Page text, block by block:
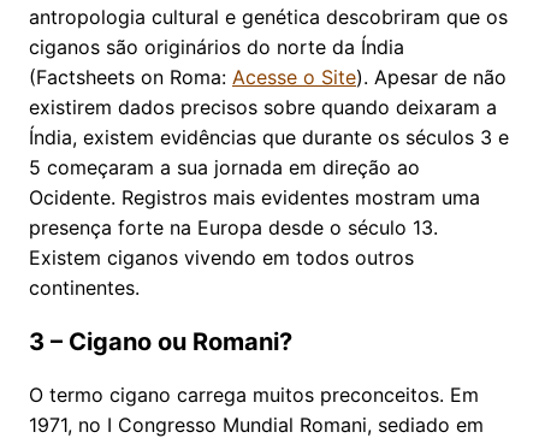
antropologia cultural e genética descobriram que os
ciganos são originários do norte da Índia
(Factsheets on Roma: Acesse o Site). Apesar de não
existirem dados precisos sobre quando deixaram a
Índia, existem evidências que durante os séculos 3 e
5 começaram a sua jornada em direção ao
Ocidente. Registros mais evidentes mostram uma
presença forte na Europa desde o século 13.
Existem ciganos vivendo em todos outros
continentes.
3 – Cigano ou Romani?
O termo cigano carrega muitos preconceitos. Em
1971, no I Congresso Mundial Romani, sediado em